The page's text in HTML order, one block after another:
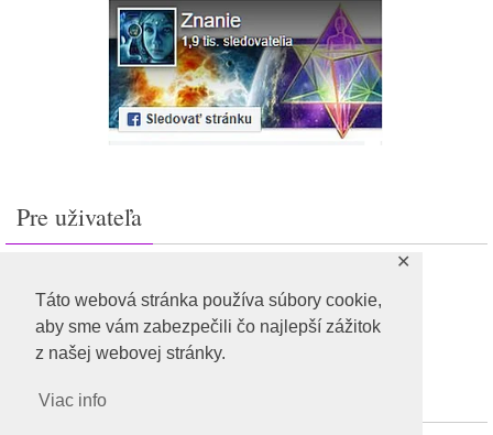
Táto webová stránka používa súbory cookie,
aby sme vám zabezpečili čo najlepší zážitok
z našej webovej stránky.
Viac info
✕
Pre uživateľa
Feed záznamov
RSS feed komentárov
WordPress.org